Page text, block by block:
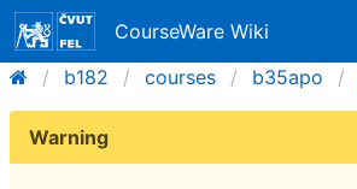
CourseWare Wiki
b182
courses b35apo
Warning